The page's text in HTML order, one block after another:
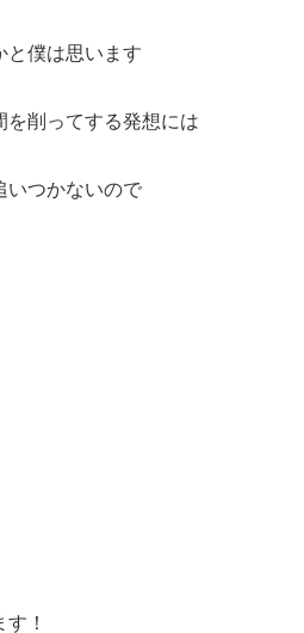
と僕は思います
を削ってする発想には
いつかないので
！